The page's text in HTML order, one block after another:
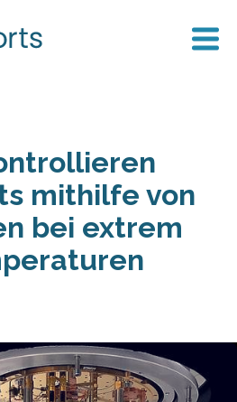
mithilfe von
bei extrem